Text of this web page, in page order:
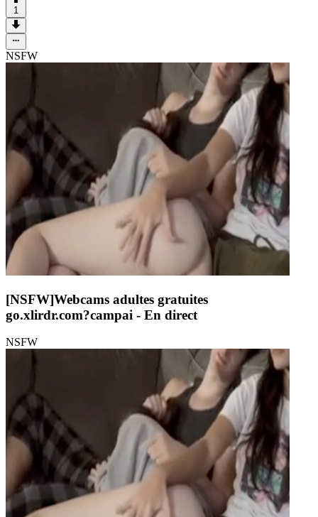
1
NSFW
[NSFW]Webcams adultes gratuites
go.xlirdr.com?campai - En direct
NSFW